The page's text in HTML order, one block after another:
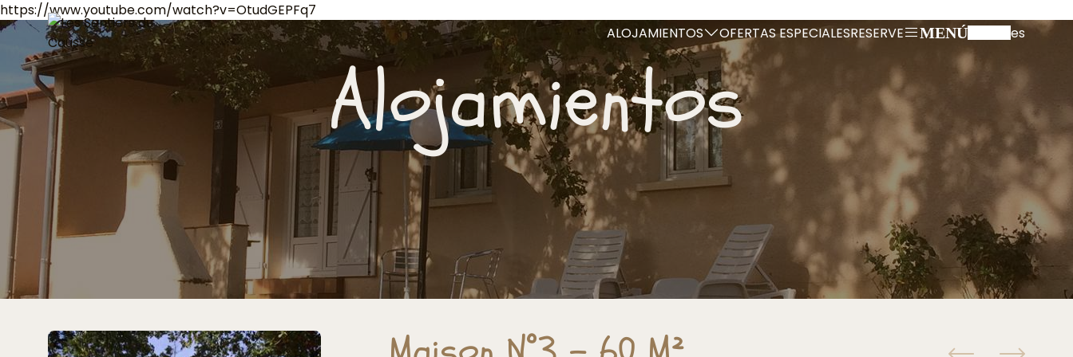
https://www.youtube.com/watch?v=OtudGEPFq7
ALOJAMIENTOS
OFERTAS ESPECIALESRESERVE MENÚ es
Alojamientos